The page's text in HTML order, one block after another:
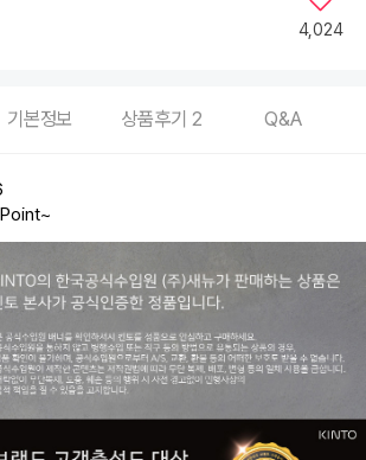
4,024
기본정보 상품후기 2 Q&A
~